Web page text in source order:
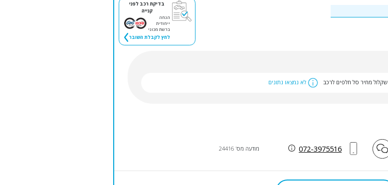
בדיקת רכב לפני
קנייה
הנחה
ייחודית
ברשת מכוני
לחץ לקבלת השובר
שקלול מחיר סל חלפים לרכב לא נמצאו נתונים
072-3975516 מודעה מס' 24416